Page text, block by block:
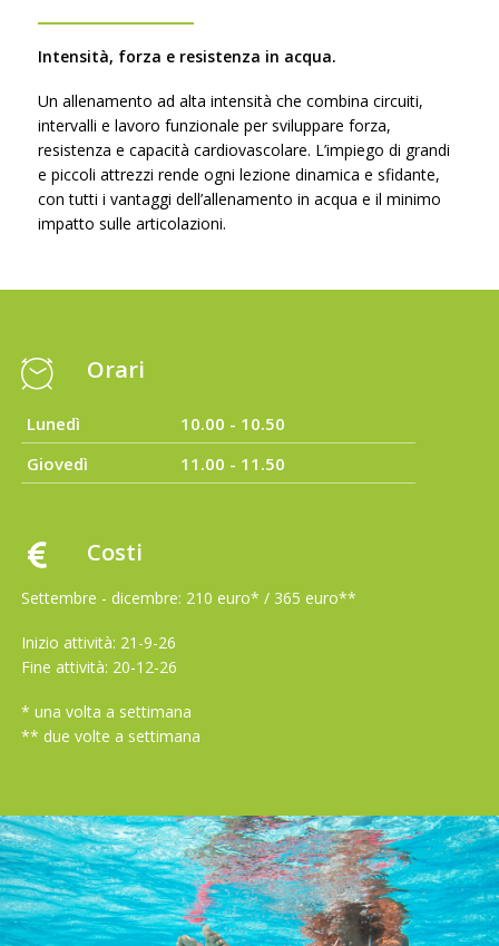
Intensità, forza e resistenza in acqua.
Un allenamento ad alta intensità che combina circuiti,
intervalli e lavoro funzionale per sviluppare forza,
resistenza e capacità cardiovascolare. L’impiego di grandi
e piccoli attrezzi rende ogni lezione dinamica e sfidante,
con tutti i vantaggi dell’allenamento in acqua e il minimo
impatto sulle articolazioni.
Orari
Lunedì
10.00 - 10.50
Giovedì
11.00 - 11.50
Costi
Settembre - dicembre: 210 euro* / 365 euro**
Inizio attività: 21-9-26
Fine attività: 20-12-26
* una volta a settimana
** due volte a settimana